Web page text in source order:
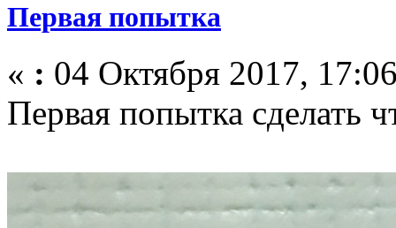
Первая попытка
« : 04 Октября 2017,
Первая попытка сделать